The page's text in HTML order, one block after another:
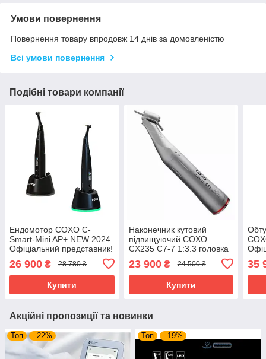
Умови повернення
Повернення товару впродовж 14 днів за домовленістю
Всі умови повернення
Подібні товари компанії
Ендомотор COXO C-
Smart-Mini AP+ NEW 2024
Офіціальний представник!
26 900 ₴ 28 780 ₴
Купити
Наконечник кутовий
підвищуючий COXO
CX235 C7-7 1:3.3 головка
23 900₴ 24 500 ₴
Купити
35
Акційні пропозиції та новинки
Топ –22% Топ –19%